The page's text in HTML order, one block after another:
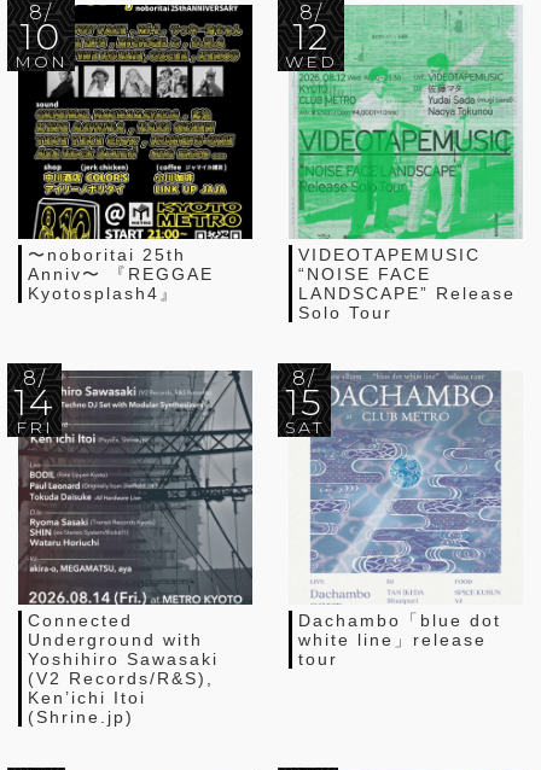
8/
10
MON
〜noboritai 25th
Anniv〜 『REGGAE
Kyotosplash4』
8/
12
WED
VIDEOTAPEMUSIC
“NOISE FACE
LANDSCAPE” Release
Solo Tour
8/
14
FRI
Connected
Underground with
Yoshihiro Sawasaki
(V2 Records/R&S),
Ken’ichi Itoi
(Shrine.jp)
8/
15
SAT
Dachambo「blue dot
white line」release
tour